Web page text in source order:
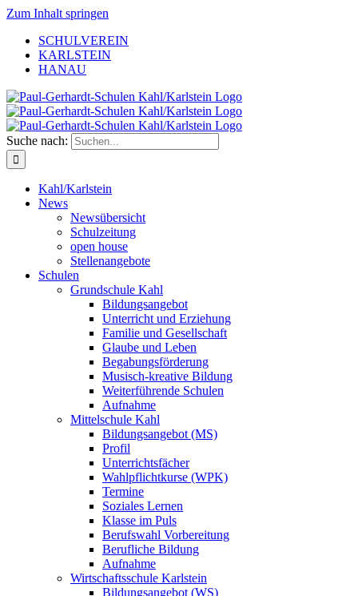
Zum Inhalt springen
SCHULVEREIN
KARLSTEIN
HANAU
Suche nach:
Kahl/Karlstein
News
Newsübersicht
Schulzeitung
open house
Stellenangebote
Schulen
Grundschule Kahl
Bildungsangebot
Unterricht und Erziehung
Familie und Gesellschaft
Glaube und Leben
Begabungsförderung
Musisch-kreative Bildung
Weiterführende Schulen
Aufnahme
Mittelschule Kahl
Bildungsangebot (MS)
Profil
Unterrichtsfächer
Wahlpflichtkurse (WPK)
Termine
Soziales Lernen
Klasse im Puls
Berufswahl Vorbereitung
Berufliche Bildung
Aufnahme
Wirtschaftsschule Karlstein
Bildungsangebot (WS)